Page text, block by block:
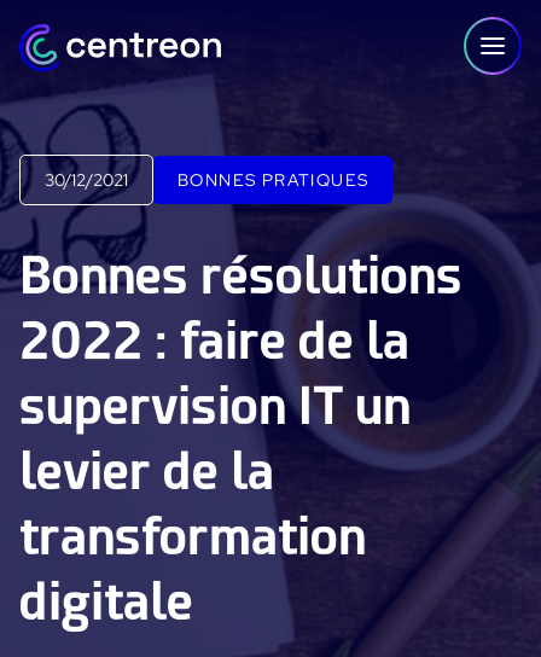
PLATEFORME
Centreon Infra Monitoring - Démo Produit
Centreon Infra Monitoring - Essai gratuit
Centreon Experience Monitoring - Démo Produit
Centreon Experience Monitoring - Essai Gratuit
IT Infrastructure Monitoring
Alertes et notifications
Log Management
Collecte intelligente de tous les logs
30/12/2021 BONNES PRATIQUES
Bonnes résolutions
2022 : faire de la
supervision IT un
levier de la
transformation
digitale